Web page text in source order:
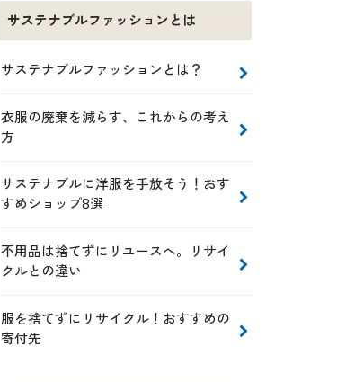
サステナブルファッションとは
サステナブルファッションとは？
衣服の廃棄を減らす、これからの考え
方
サステナブルに洋服を手放そう！おす
すめショップ8選
不用品は捨てずにリユースへ。リサイ
クルとの違い
服を捨てずにリサイクル！おすすめの
寄付先